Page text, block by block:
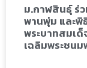
ม.กาฬสินธุ์ ร่
พานพุ่ม และพิ
พระบาทสมเด็
เฉลิมพระชน